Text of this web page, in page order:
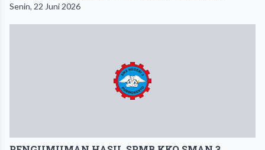
Senin, 22 Juni 2026